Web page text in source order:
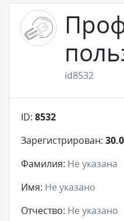
Добавить товар
id8532
ID: 8532
Зарегистрирован:
Фамилия: Не указана
Имя: Не указано
Отчество: Не указано